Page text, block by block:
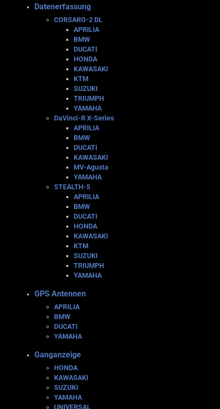
Datenerfassung
CORSARO-2 DL
APRILIA
BMW
DUCATI
HONDA
KAWASAKI
KTM
SUZUKI
TRIUMPH
YAMAHA
DaVinci-R X-Series
APRILIA
BMW
DUCATI
KAWASAKI
MV-Agusta
YAMAHA
STEALTH-5
APRILIA
BMW
DUCATI
HONDA
KAWASAKI
KTM
SUZUKI
TRIUMPH
YAMAHA
GPS Antennen
APRILIA
BMW
DUCATI
YAMAHA
Ganganzeige
HONDA
KAWASAKI
SUZUKI
YAMAHA
UNIVERSAL